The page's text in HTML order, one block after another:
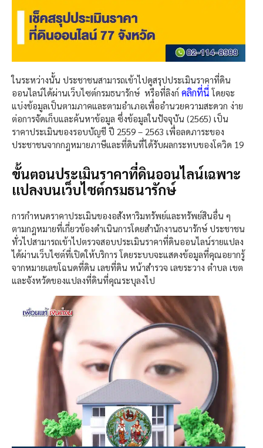
ในระหว่างนั้น ประชาชนสามารถเข้าไปดูสรุปประเมินราคาที่ดิน
ออนไลน์ได้ผ่านเว็บไซต์กรมธนารักษ์ หรือที่ลิงก์ คลิกที่นี่ โดยจะ
แบ่งข้อมูลเป็นตามภาคและตามอำเภอเพื่ออำนวยความสะดวก ง่าย
ต่อการจัดเก็บและค้นหาข้อมูล ซึ่งข้อมูลในปัจจุบัน (2565) เป็น
ราคาประเมินของรอบบัญชี ปี 2559 – 2563 เพื่อลดภาระของ
ประชาชนจากกฎหมายภาษีและที่ดินที่ได้รับผลกระทบของโควิด 19
ขั้นตอนประเมินราคาที่ดินออนไลน์เฉพาะ
แปลงบนเว็บไซต์กรมธนารักษ์
การกำหนดราคาประเมินของอสังหาริมทรัพย์และทรัพย์สินอื่น ๆ
ตามกฎหมายที่เกี่ยวข้องดำเนินการโดยสำนักงานธนารักษ์ ประชาชน
ทั่วไปสามารถเข้าไปตรวจสอบประเมินราคาที่ดินออนไลน์รายแปลง
ได้ผ่านเว็บไซต์ที่เปิดให้บริการ โดยระบบจะแสดงข้อมูลที่คุณอยากรู้
จากหมายเลขโฉนดที่ดิน เลขที่ดิน หน้าสำรวจ เลขระวาง ตำบล เขต
และจังหวัดของแปลงที่ดินที่คุณระบุลงไป